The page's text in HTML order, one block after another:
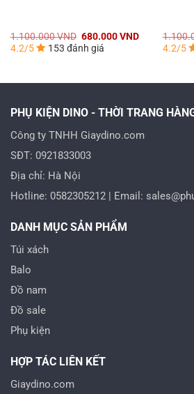
1.100.000VND Giá
gốc
là:
680.000VNDGiá
4.2/5 153 đánh giá 4.2/5
PHỤ KIỆN DINO - THỜI TRANG
Công ty TNHH Giaydino.com
SĐT: 0921833003
Địa chỉ: Hà Nội
Hotline: 0582305212 | Email:
DANH MỤC SẢN PHẨM
Túi xách
Balo
Đồ nam
Đồ sale
Phụ kiện
HỢP TÁC LIÊN KẾT
Giaydino.com